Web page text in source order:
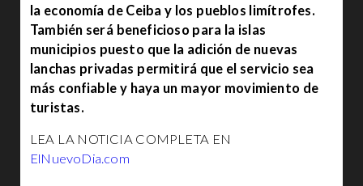
la economía de Ceiba y los pueblos limítrofes.
También será beneficioso para la islas
municipios puesto que la adición de nuevas
lanchas privadas permitirá que el servicio sea
más confiable y haya un mayor movimiento de
turistas.
LEA LA NOTICIA COMPLETA EN
ElNuevoDia.com